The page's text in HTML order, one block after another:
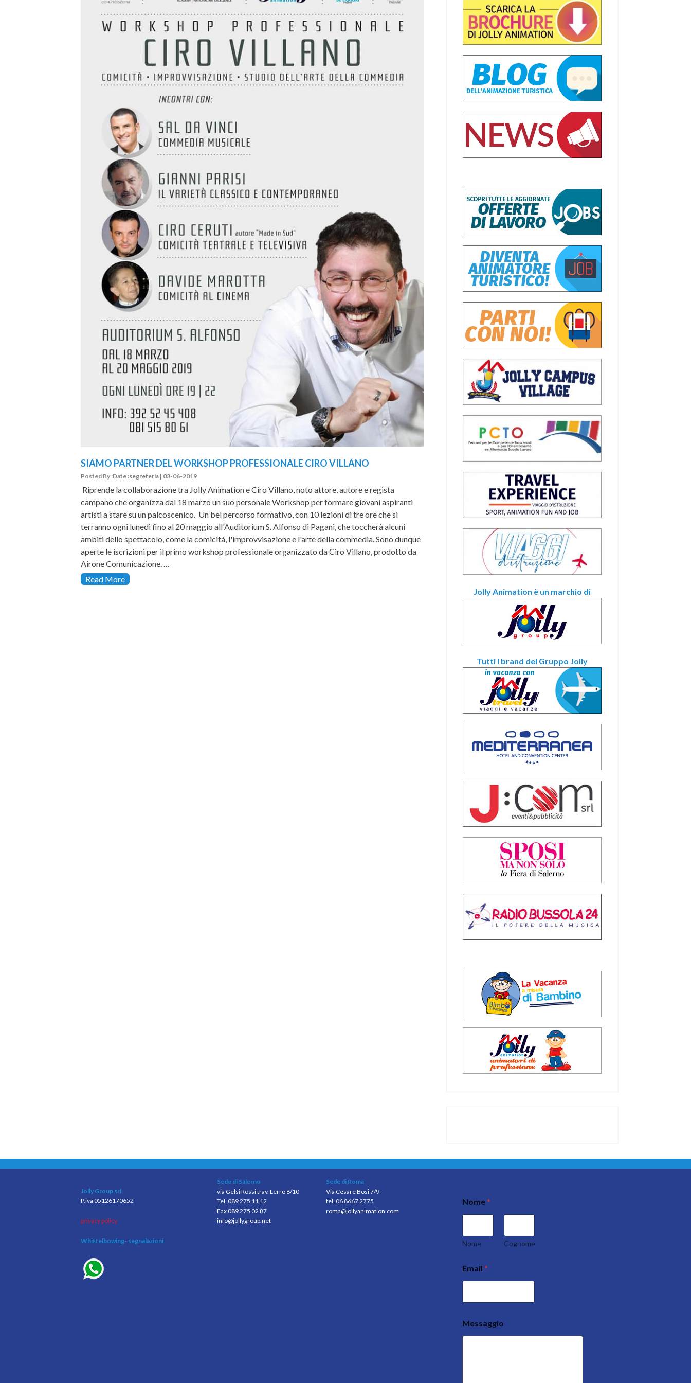
SIAMO PARTNER DEL WORKSHOP PROFESSIONALE CIRO VILLANO
Posted By :Date :segreteria | 03-06-2019
Riprende la collaborazione tra Jolly Animation e Ciro Villano, noto attore, autore e regista
campano che organizza dal 18 marzo un suo personale Workshop per formare giovani aspiranti
artisti a stare su un palcoscenico. Un bel percorso formativo, con 10 lezioni di tre ore che si
terranno ogni lunedì fino al 20 maggio all'Auditorium S. Alfonso di Pagani, che toccherà alcuni
ambiti dello spettacolo, come la comicità, l'improvvisazione e l'arte della commedia. Sono dunque
aperte le iscrizioni per il primo workshop professionale organizzato da Ciro Villano, prodotto da
Airone Comunicazione. …
Read More
Jolly Animation è un marchio di
Tutti i brand del Gruppo Jolly
Jolly Group srl
P.iva 05126170652
privacy policy
Whistelbowing- segnalazioni
Sede di Salerno
via Gelsi Rossi trav. Lerro 8/10
Tel. 089 275 11 12
Fax 089 275 02 87
info@jollygroup.net
Sede di Roma
Via Cesare Bosi 7/9
tel. 06 8667 2775
roma@jollyanimation.com
Nome*
Nome Cognome
Email *
Messaggio